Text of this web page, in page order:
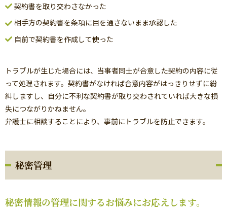
契約書を取り交わさなかった
相手方の契約書を条項に目を通さないまま承認した
自前で契約書を作成して使った
トラブルが生じた場合には、当事者同士が合意した契約の内容に従
って処理されます。契約書がなければ合意内容がはっきりせずに紛
糾しますし、自分に不利な契約書が取り交わされていれば大きな損
失につながりかねません。
弁護士に相談することにより、事前にトラブルを防止できます。
秘密管理
秘密情報の管理に関するお悩みにお応えします。